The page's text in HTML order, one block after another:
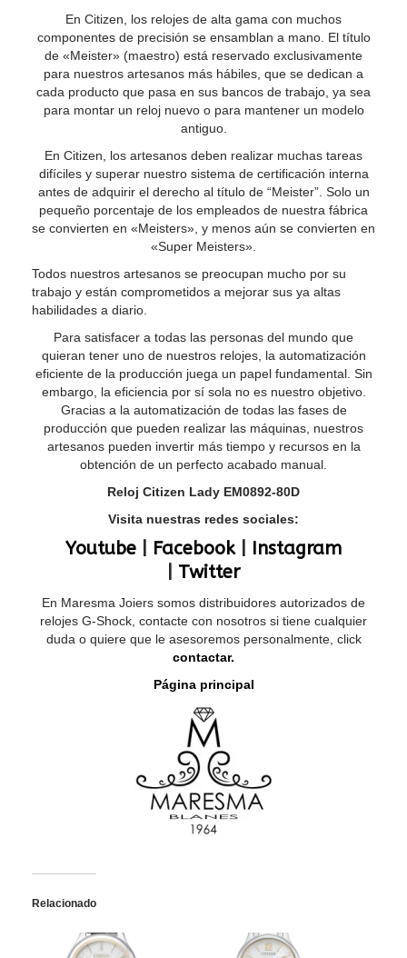
En Citizen, los relojes de alta gama con muchos
componentes de precisión se ensamblan a mano. El título
de «Meister» (maestro) está reservado exclusivamente
para nuestros artesanos más hábiles, que se dedican a
cada producto que pasa en sus bancos de trabajo, ya sea
para montar un reloj nuevo o para mantener un modelo
antiguo.
En Citizen, los artesanos deben realizar muchas tareas
difíciles y superar nuestro sistema de certificación interna
antes de adquirir el derecho al título de “Meister”. Solo un
pequeño porcentaje de los empleados de nuestra fábrica
se convierten en «Meisters», y menos aún se convierten en
«Super Meisters».
Todos nuestros artesanos se preocupan mucho por su
trabajo y están comprometidos a mejorar sus ya altas
habilidades a diario.
Para satisfacer a todas las personas del mundo que
quieran tener uno de nuestros relojes, la automatización
eficiente de la producción juega un papel fundamental. Sin
embargo, la eficiencia por sí sola no es nuestro objetivo.
Gracias a la automatización de todas las fases de
producción que pueden realizar las máquinas, nuestros
artesanos pueden invertir más tiempo y recursos en la
obtención de un perfecto acabado manual.
Reloj Citizen Lady EM0892-80D
Visita nuestras redes sociales:
Youtube Facebook| Instagram
Twitter
En Maresma Joiers somos distribuidores autorizados de
relojes G-Shock, contacte con nosotros si tiene cualquier
duda o quiere que le asesoremos personalmente, click
contactar.
Página principal
Relacionado